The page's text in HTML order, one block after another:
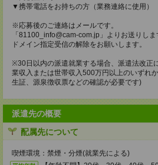
▼携帯電話をお持ちの方（業務連絡に使用）
※応募後のご連絡はメールです。
「81100_info@cam-com.jp」よりお送りしま
ドメイン指定受信の解除をお願いします。
※30日以内の派遣就業する場合、派遣法改正
業収入または世帯収入500万円以上のいずれ
生証、源泉徴収票などの確認が必要です)
派遣先の概要
配属先について
喫煙環境：禁煙・分煙(就業先による)